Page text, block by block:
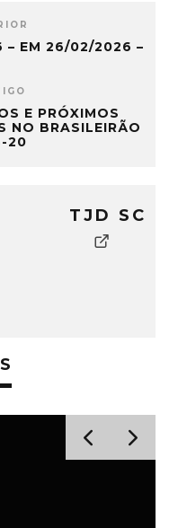
– EM 26/02/2026 –
E PRÓXIMOS
NO BRASILEIRÃO
20
TJD SC